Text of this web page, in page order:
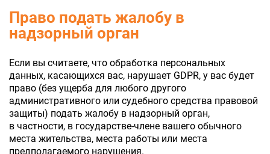
Право подать жалобу в
надзорный орган
Если вы считаете, что обработка персональных
данных, касающихся вас, нарушает GDPR, у вас будет
право (без ущерба для любого другого
административного или судебного средства правовой
защиты) подать жалобу в надзорный орган,
в частности, в государстве-члене вашего обычного
места жительства, места работы или места
предполагаемого нарушения.